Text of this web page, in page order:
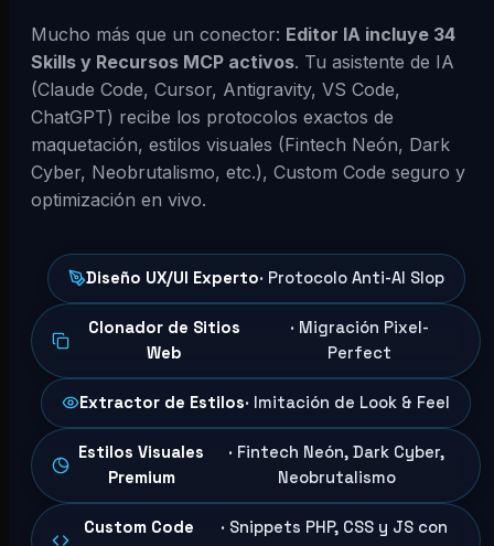
Mucho más que un conector: Editor IA incluye 34
Skills y Recursos MCP activos. Tu asistente de IA
(Claude Code, Cursor, Antigravity, VS Code,
ChatGPT) recibe los protocolos exactos de
maquetación, estilos visuales (Fintech Neón, Dark
Cyber, Neobrutalismo, etc.), Custom Code seguro y
optimización en vivo.
Diseño UX/UI Experto· Protocolo Anti-AI Slop
Clonador de Sitios
Web
· Migración Pixel-
Perfect
Extractor de Estilos· Imitación de Look & Feel
Estilos Visuales
Premium
· Fintech Neón, Dark Cyber,
Neobrutalismo
Custom Code
· Snippets PHP, CSS y JS con